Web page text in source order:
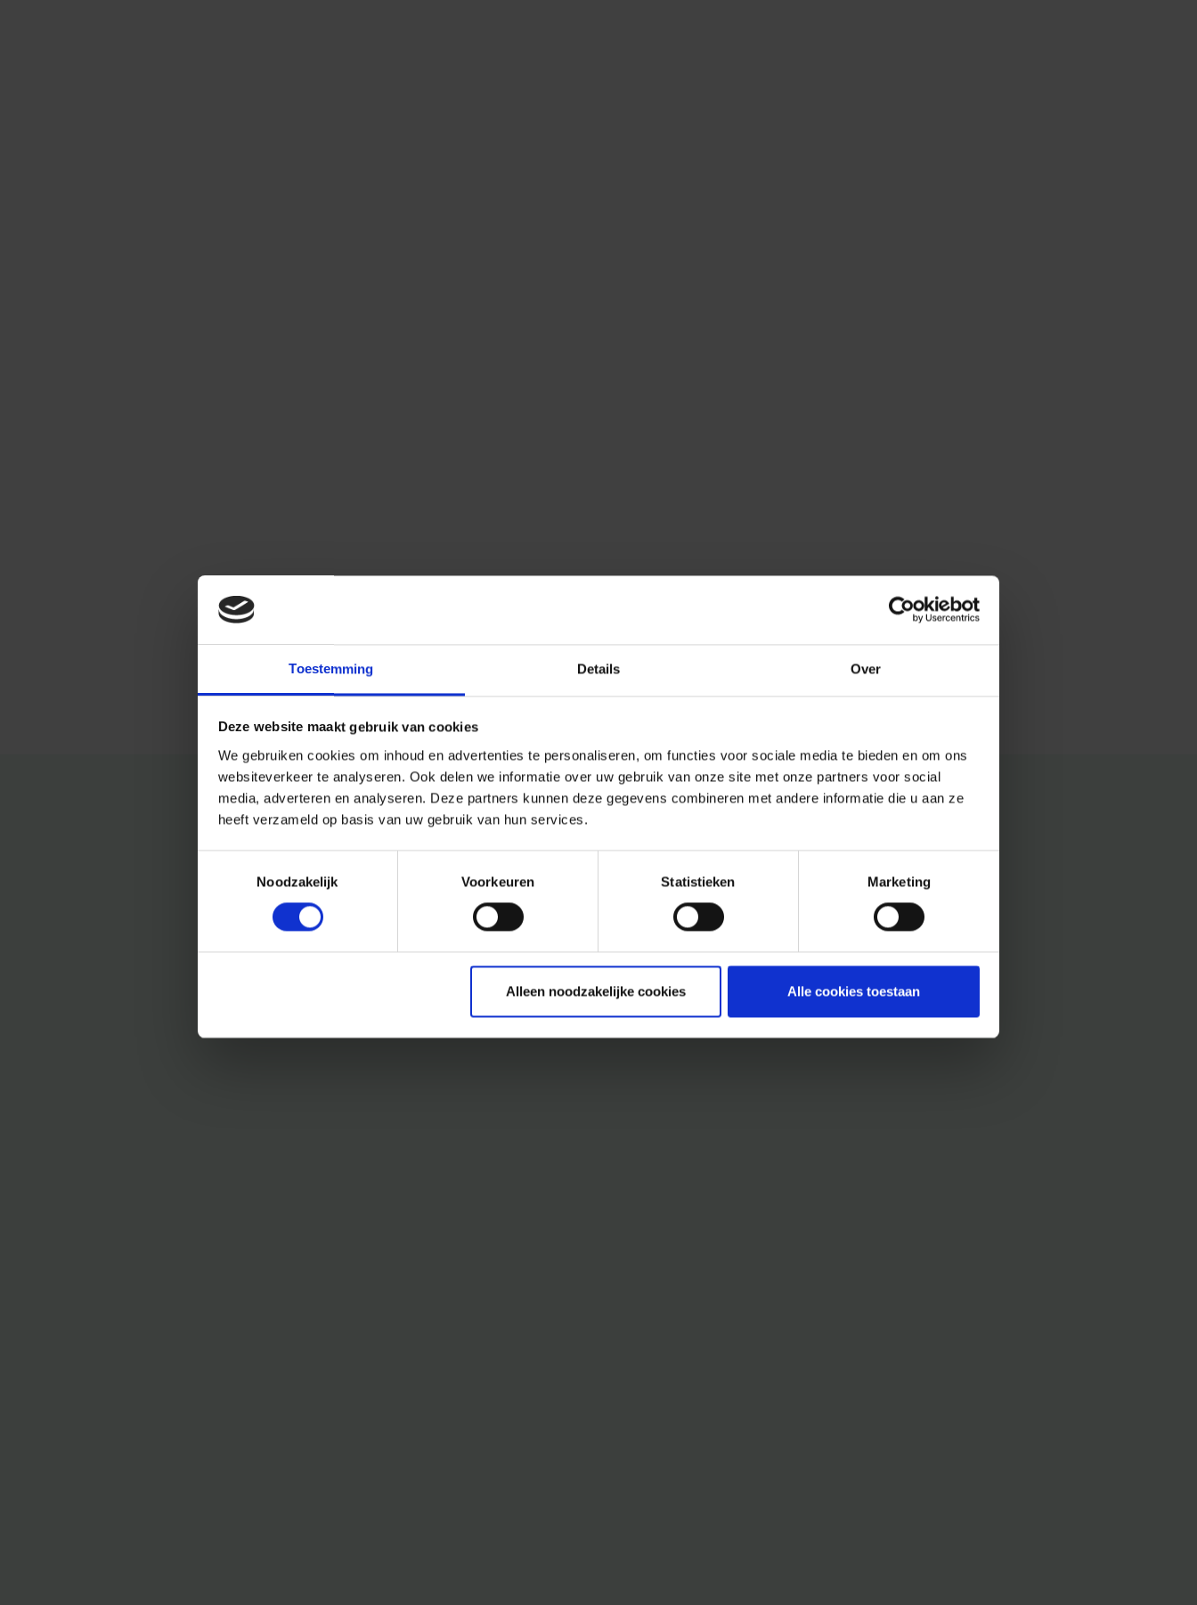
Toestemming Details Over
Deze website maakt gebruik van cookies
We gebruiken cookies om inhoud en advertenties te personaliseren, om functies voor sociale media te bieden en om ons
websiteverkeer te analyseren. Ook delen we informatie over uw gebruik van onze site met onze partners voor social
media, adverteren en analyseren. Deze partners kunnen deze gegevens combineren met andere informatie die u aan ze
heeft verzameld op basis van uw gebruik van hun services.
Noodzakelijk
Voorkeuren Statistieken Marketing
Alleen noodzakelijke cookies Alle cookies toestaan